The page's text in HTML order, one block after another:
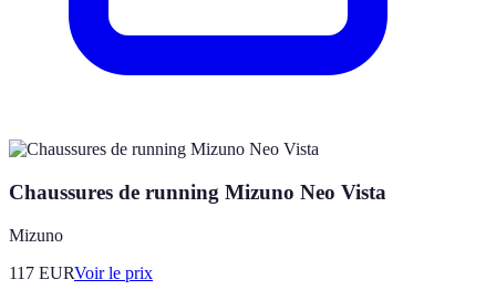
Chaussures de running Mizuno Neo Vista
Mizuno
117 EURVoir le prix